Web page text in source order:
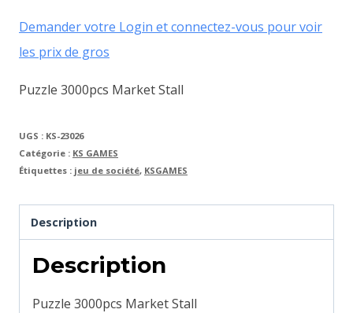
Demander votre Login et connectez-vous pour voir
les prix de gros
Puzzle 3000pcs Market Stall
UGS : KS-23026
Catégorie : KS GAMES
Étiquettes : jeu de société, KSGAMES
Description
Description
Puzzle 3000pcs Market Stall